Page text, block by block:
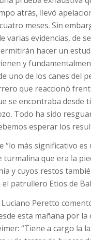
atrás, llevó
meses. Sin
varias evidencias, de
hacer un
y
uno de los canes del
que reaccionó
se encontraba desde
Todo ha sido
esperar los
“lo más significativo
turmalina que era la
y cuyos restos
patrullero Etios de
Luciano Peretto
esta mañana por
“Tiene a cargo la